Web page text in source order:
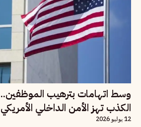
وسط اتهامات بترهيب
الكذب تهز الأمن الداخلي الأمريكي
12 يوليو 2026